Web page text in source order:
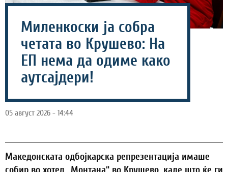
Миленкоски ја собра
четата во Крушево: На
ЕП нема да одиме како
аутсајдери!
05 август 2026 - 14:44
Македонската одбојкарска репрезентација имаше